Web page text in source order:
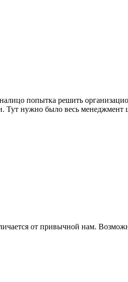
попытка решить
Тут нужно было весь
от привычной нам.